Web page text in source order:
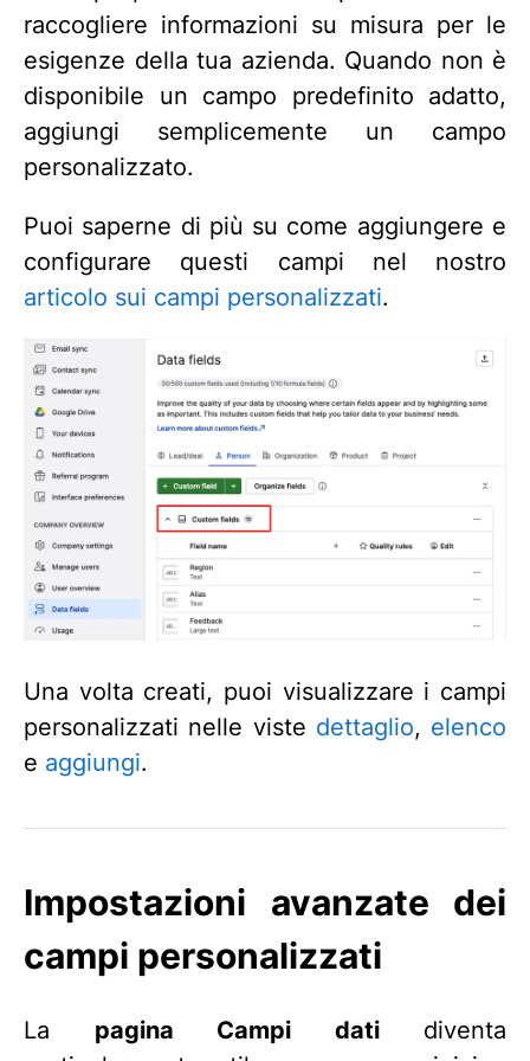
raccogliere informazioni su misura per le
esigenze della tua azienda. Quando non è
disponibile un campo predefinito adatto,
aggiungi semplicemente un campo
personalizzato.
Puoi saperne di più su come aggiungere e
configurare questi campi nel nostro
articolo sui campi personalizzati.
Una volta creati, puoi visualizzare i campi
personalizzati nelle viste dettaglio, elenco
e aggiungi.
Impostazioni avanzate dei
campi personalizzati
La pagina Campi datidiventa